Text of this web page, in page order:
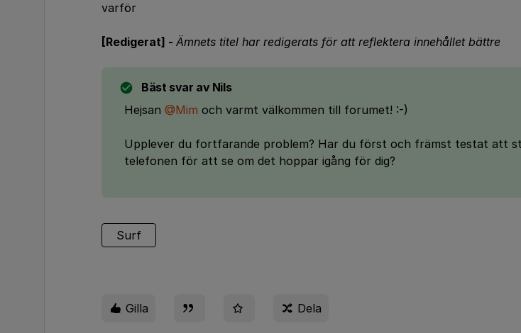
varför
[Redigerat] - Ämnets titel har redigerats för att reflektera innehållet bättre
Bäst svar av Nils
Hejsan @Mim och varmt välkommen till forumet! :-)
Upplever du fortfarande problem? Har du först och främst testat att
telefonen för att se om det hoppar igång för dig?
Surf
Gilla Dela